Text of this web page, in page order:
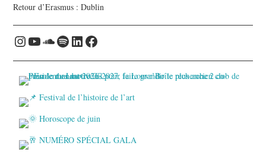
Retour d’Erasmus : Dublin
Instagram
YouTube
Soundcloud
Spotify
LinkedIn
Facebook